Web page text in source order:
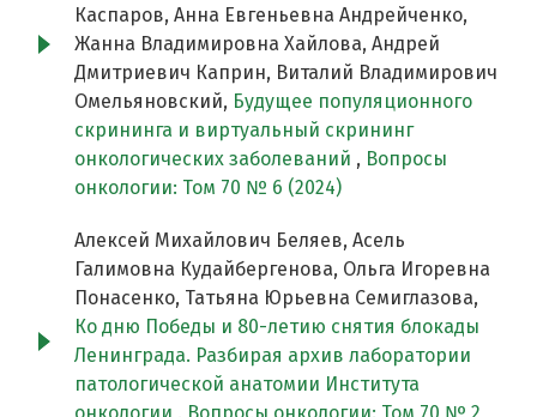
Каспаров, Анна Евгеньевна Андрейченко,
Жанна Владимировна Хайлова, Андрей
Дмитриевич Каприн, Виталий Владимирович
Омельяновский, Будущее популяционного
скрининга и виртуальный скрининг
онкологических заболеваний , Вопросы
онкологии: Том 70 № 6 (2024)
Алексей Михайлович Беляев, Асель
Галимовна Кудайбергенова, Ольга Игоревна
Понасенко, Татьяна Юрьевна Семиглазова,
Ко дню Победы и 80-летию снятия блокады
Ленинграда. Разбирая архив лаборатории
патологической анатомии Института